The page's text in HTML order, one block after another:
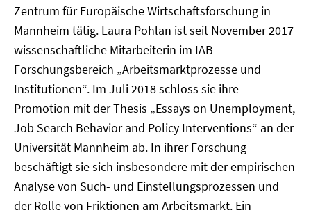
Zentrum für Europäische Wirtschaftsforschung in
Mannheim tätig. Laura Pohlan ist seit November 2017
wissenschaftliche Mitarbeiterin im IAB-
Forschungsbereich „Arbeitsmarktprozesse und
Institutionen“. Im Juli 2018 schloss sie ihre
Promotion mit der Thesis „Essays on Unemployment,
Job Search Behavior and Policy Interventions“ an der
Universität Mannheim ab. In ihrer Forschung
beschäftigt sie sich insbesondere mit der empirischen
Analyse von Such- und Einstellungsprozessen und
der Rolle von Friktionen am Arbeitsmarkt. Ein